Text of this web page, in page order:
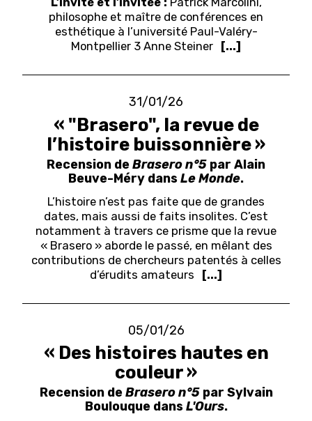
philosophe et maître de conférences en
esthétique à l’université Paul-Valéry-
Montpellier 3 Anne Steiner [...]
31/01/26
« "Brasero", la revue de
l’histoire buissonnière »
Recension deBrasero n°5 par Alain
Beuve-Méry dans Le Monde.
L’histoire n’est pas faite que de grandes
dates, mais aussi de faits insolites. C’est
notamment à travers ce prisme que la revue
« Brasero » aborde le passé, en mêlant des
contributions de chercheurs patentés à celles
d’érudits amateurs
[...]
05/01/26
« Des histoires hautes en
couleur »
Recension deBrasero n°5par Sylvain
Boulouque dans L'Ours.